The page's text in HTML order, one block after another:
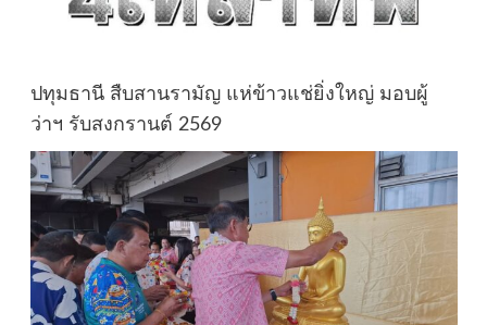
ปทุมธานี สืบสานรามัญ แห่ข้าวแช่ยิ่งใหญ่ มอบผู้
ว่าฯ รับสงกรานต์ 2569